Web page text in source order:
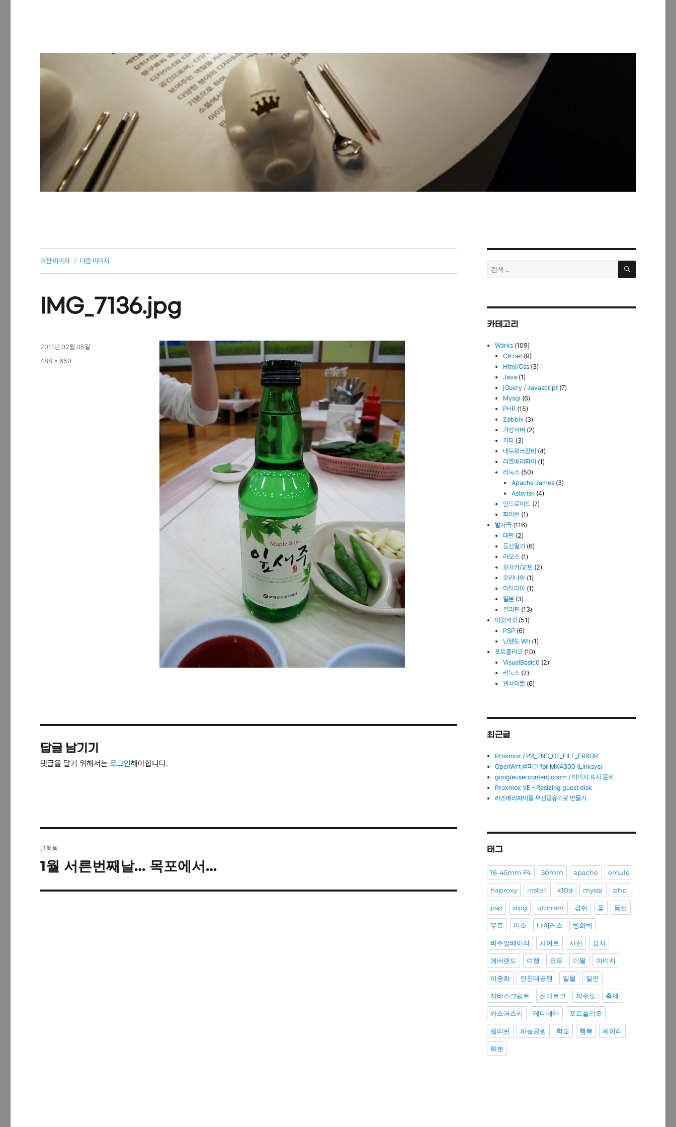
이전 이미지 다음 이미지
IMG_7136.jpg
작
성
2011년 02월 05일
전
488 × 650
답글 남기기
댓글을 달기 위해서는로그인해야합니다.
탐
발행됨
1월 서른번째날… 목포에서…
검
색:
검
카테고리
Works (109)
C#.net (9)
Html/Css (3)
Java (1)
jQuery / Javascript (7)
Mysql (6)
PHP (15)
Zabbix (3)
가상서버 (2)
기타 (3)
네트워크장비 (4)
라즈베리파이 (1)
리눅스 (50)
Apache James(3)
Asterisk(4)
안드로이드 (7)
파이썬 (1)
발자국 (116)
대만 (2)
등산일기 (6)
라오스 (1)
오사카/교토 (2)
오키나와 (1)
이탈리아 (1)
일본 (3)
필리핀 (13)
이것저것 (51)
PSP (6)
닌텐도 Wii (1)
포트폴리오 (10)
VisualBasic6 (2)
리눅스 (2)
웹사이트 (6)
최근글
Proxmox / PR_END_OF_FILE_ERROR
OpenWrt 컴파일 for MX4300 (Linksys)
googleusercontent.coom / 이미지 표시 문제
Proxmox VE – Resizing guest disk
라즈베리파이를 무선공유기로 만들기
태그
16-45mm F4 50mm apache emule
haproxy install k10d mysql php
psp srpg utorrent 강쥐 꽃 등산
무료 미소 바이러스 방화벽
비주얼베이직 사이트 사진 설치
에버랜드 여행 요트 이뮬 이미지
이중화 인천대공원 일몰 일본
자바스크립트 잔다르크 제주도 축제
카스퍼스키 테디베어 포트폴리오
필리핀 하늘공원 학교 행복 헤이리
화분